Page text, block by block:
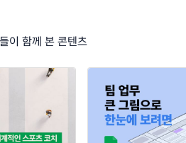
이 함께 본 콘텐츠